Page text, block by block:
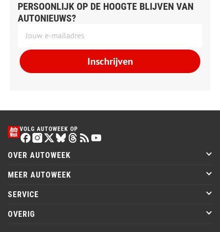
PERSOONLIJK OP DE HOOGTE BLIJVEN VAN
AUTONIEUWS?
Inschrijven
VOLG AUTOWEEK OP
OVER AUTOWEEK
MEER AUTOWEEK
SERVICE
OVERIG